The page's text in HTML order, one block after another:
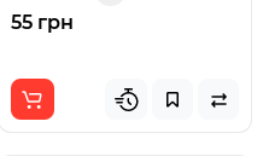
55 грн